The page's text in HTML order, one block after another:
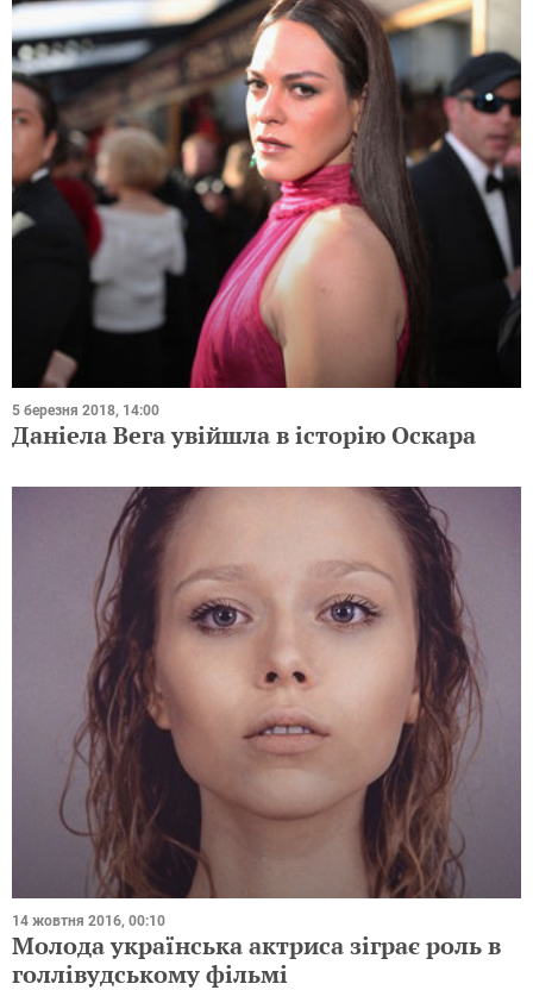
5 березня 2018, 14:00
Даніела Вега увійшла в історію Оскара
14 жовтня 2016, 00:10
Молода українська актриса зіграє роль в
голлівудському фільмі